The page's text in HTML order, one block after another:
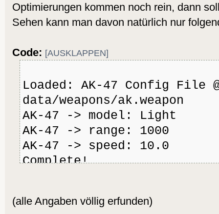
Optimierungen kommen noch rein, dann
Sehen kann man davon natürlich nur
Code: [AUSKLAPPEN]
Loaded: AK-47 Config File
data/weapons/ak.weapon
AK-47 -> model: Light
AK-47 -> range: 1000
AK-47 -> speed: 10.0
Complete!
(alle Angaben völlig erfunden)